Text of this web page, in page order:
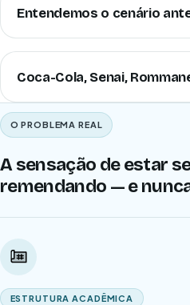
Entendemos o cenário
Coca-Cola, Senai,
O PROBLEMA REAL
A sensação de estar
remendando — e
ESTRUTURA ACADÊMICA